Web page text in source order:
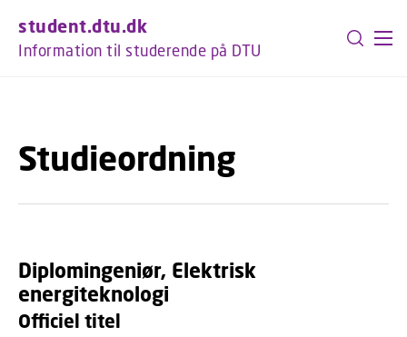
student.dtu.dk
Information til studerende på DTU
Studieordning
Diplomingeniør, Elektrisk
energiteknologi
Officiel titel